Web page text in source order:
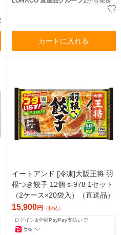
カートに入れる
イートアンド [冷凍]大阪王将 羽
根つき餃子 12個 s-978 1セット
（2ケース×20袋入）（直送品）
15,900円 （税込）
ログイン&全額PayPay支払いで
5%